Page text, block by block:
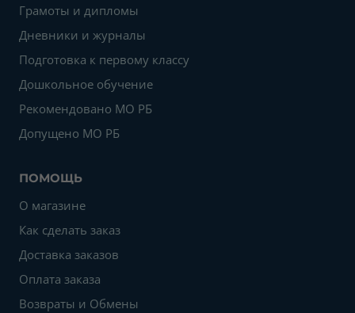
Грамоты и дипломы
Дневники и журналы
Подготовка к первому классу
Дошкольное обучение
Рекомендовано МО РБ
Допущено МО РБ
ПОМОЩЬ
О магазине
Как сделать заказ
Доставка заказов
Оплата заказа
Возвраты и Обмены